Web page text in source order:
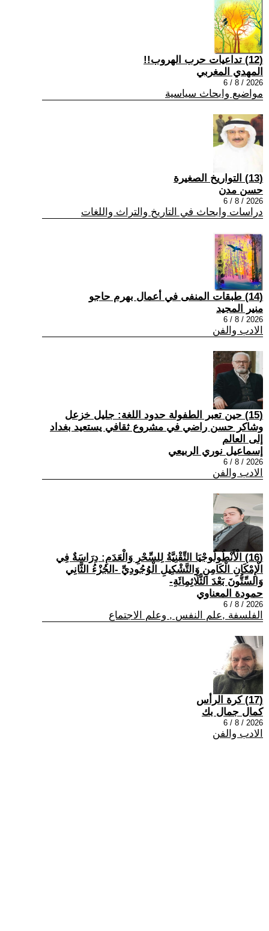
(12) تداعيات حرب الهروب!!
المهدي المغربي
2026 / 8 / 6
مواضيع وابحاث سياسية
(13) التواريخ الصغيرة
حسن مدن
2026 / 8 / 6
دراسات وابحاث في التاريخ والتراث واللغات
(14) طبقات المنفى في أعمال بهرم حاجو
منير المجيد
2026 / 8 / 6
الادب والفن
(15) حين تعبر الطفولة حدود اللغة: جليل خزعل
وشاكر حسن راضي في مشروع ثقافي يستعيد بغداد
إلى العالم
إسماعيل نوري الربيعي
2026 / 8 / 6
الادب والفن
(16) الْأَنْطُولُوجْيَا التِّقْنِيَّةُ لِلسِّحْرِ وَالْعَدَمِ: دِرَاسَةٌ فِي
الْإِمْكَانِ الْكَامِنِ وَالتَّشْكِيلِ الْوُجُودِيِّ -الجُزْءُ الثَّانِي
وَالسِّتُّونَ بَعْدَ الثَّلَاثِمِائَةِ-
حمودة المعناوي
2026 / 8 / 6
الفلسفة ,علم النفس , وعلم الاجتماع
(17) كرة الرأس
كمال جمال بك
2026 / 8 / 6
الادب والفن